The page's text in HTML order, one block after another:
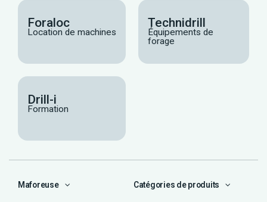
Foraloc
Location de machines
Technidrill
Équipements de
forage
Drill-i
Formation
Maforeuse Catégories de produits